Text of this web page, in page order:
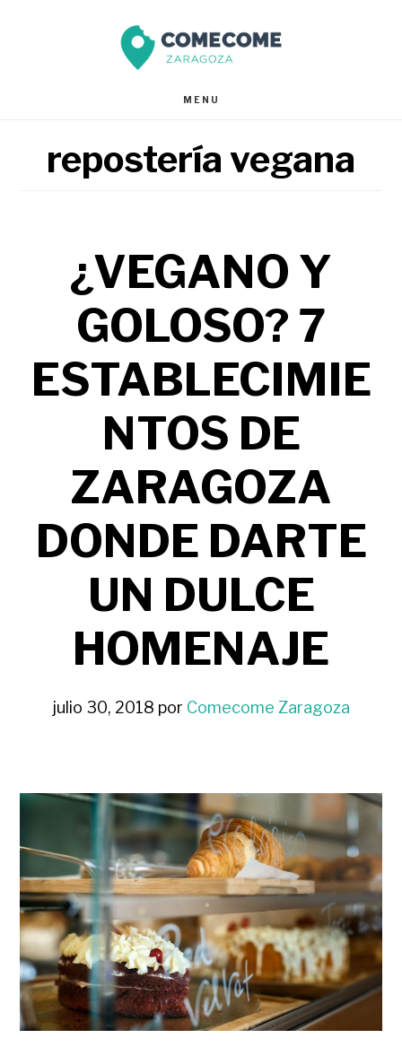
página
MENU
repostería vegana
¿VEGANO Y
GOLOSO? 7
ESTABLECIMIE
NTOS DE
ZARAGOZA
DONDE DARTE
UN DULCE
HOMENAJE
julio 30, 2018 por Comecome Zaragoza